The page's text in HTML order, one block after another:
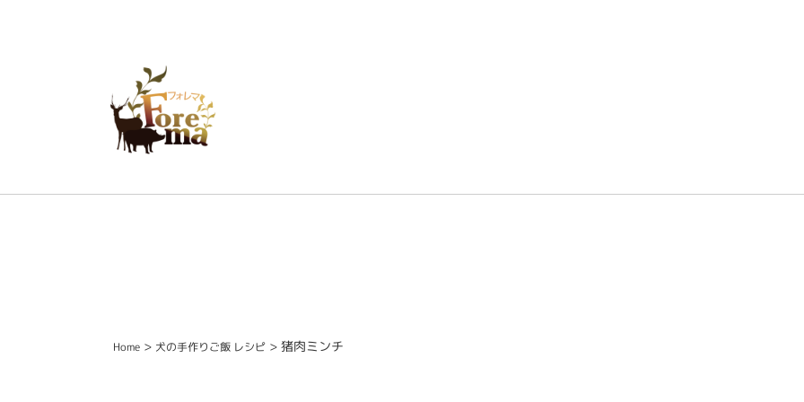
Home> 犬の手作りご飯 レシピ> 猪肉ミンチ